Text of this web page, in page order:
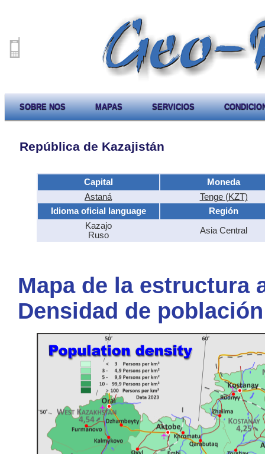
SOBRE NOS MAPAS SERVICIOS
República de Kazajistán
Capital
Moneda
Astaná
Tenge (KZT)
Idioma oficial language
Región
Kazajo
Ruso
Asia Central
Mapa de la estructura
Densidad de